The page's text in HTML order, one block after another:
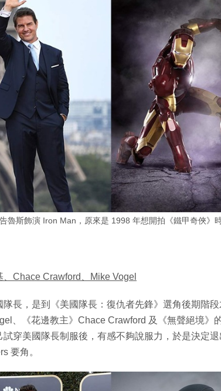
魯斯飾演 Iron Man，原來是 1998 年想開拍《鐵甲奇俠》時
Chace Crawford、Mike Vogel
長，是到《美國隊長：復仇者先鋒》選角後期階
、《花邊教主》Chace Crawford 及《無聲絕境》
穿美國隊長制服後，有感不夠說服力，於是決定
要角。